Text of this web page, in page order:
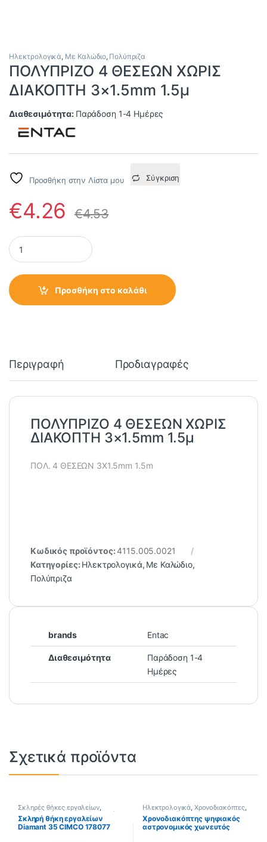
Ηλεκτρολογικά, Με Καλώδιο, Πολύπριζα
ΠΟΛΥΠΡΙΖΟ 4 ΘΕΣΕΩΝ ΧΩΡΙΣ
ΔΙΑΚΟΠΤΗ 3×1.5mm 1.5μ
Διαθεσιμότητα: Παράδοση 1-4 Ημέρες
Προσθήκη στην Λίστα μου Σύγκριση
€4.26 €4.53
ΠΟΛΥΠΡΙΖΟ 4 ΘΕΣΕΩΝ ΧΩΡΙΣ ΔΙΑΚΟΠΤΗ 3x1.5mm 1.5μ quantity
Προσθήκη στο καλάθι
Περιγραφή Προδιαγραφές
ΠΟΛΥΠΡΙΖΟ 4 ΘΕΣΕΩΝ ΧΩΡΙΣ
ΔΙΑΚΟΠΤΗ 3×1.5mm 1.5μ
ΠΟΛ. 4 ΘΕΣΕΩΝ 3Χ1.5mm 1.5m
Κωδικός προϊόντος:4115.005.0021
Κατηγορίες: Ηλεκτρολογικά, Με Καλώδιο,
Πολύπριζα
brands Entac
Διαθεσιμότητα
Παράδοση 1-4
Ημέρες
Σχετικά προϊόντα
Σκληρές θήκες εργαλείων,
Σκληρές θήκες εργαλείων κενές
Ηλεκτρολογικά,Εργαλεία CIMCO
Σκληρή θήκη εργαλείων
Diamant 35 CIMCO 178077
Ηλεκτρολογικά, Χρονοδιακόπτες,
Χρονοδιακόπτες Χωνευτοί
Χρονοδιακόπτης ψηφιακός
αστρονομικός χωνευτός